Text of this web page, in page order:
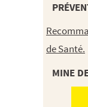
de Santé.
MINE